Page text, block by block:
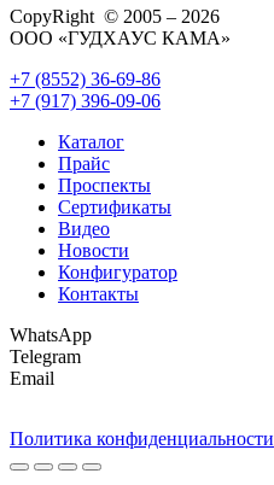
CopyRight © 2005 – 2026
ООО «ГУДХАУС КАМА»
+7 (8552) 36-69-86
+7 (917) 396-09-06
Каталог
Прайс
Проспекты
Сертификаты
Видео
Новости
Конфигуратор
Контакты
WhatsApp
Telegram
Email
Политика конфиденциальности